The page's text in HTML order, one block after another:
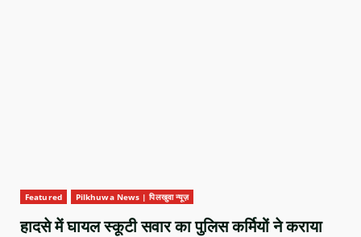
Featured Pilkhuwa News | पिलखुवा न्यूज़
हादसे में घायल स्कूटी सवार का पुलिस कर्मियों ने कराया